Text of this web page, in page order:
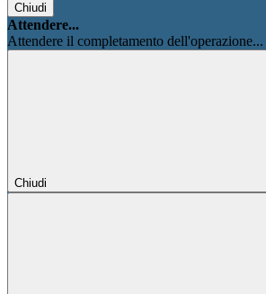
Chiudi
Attendere...
Attendere il completamento dell'operazione...
Chiudi